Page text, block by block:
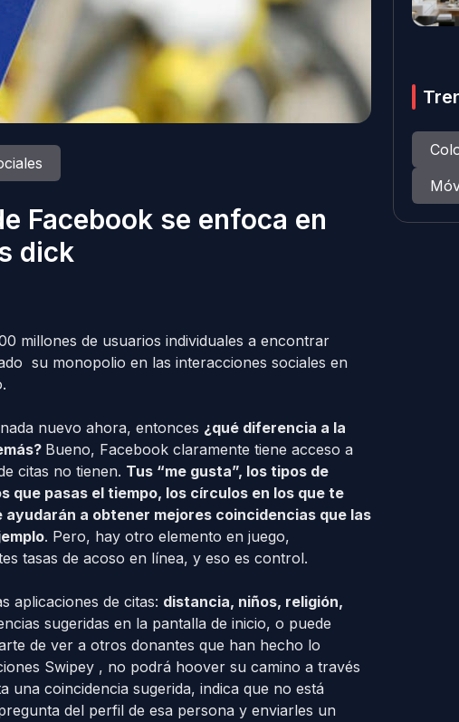
Facebook se enfoca en
dick
millones de usuarios individuales a encontrar
su monopolio en las interacciones sociales en
nuevo ahora, entonces ¿qué diferencia a la
Bueno, Facebook claramente tiene acceso a
citas no tienen. Tus “me gusta”, los tipos de
que pasas el tiempo, los círculos en los que te
a obtener mejores coincidencias que las
. Pero, hay otro elemento en juego,
tasas de acoso en línea, y eso es control.
aplicaciones de citas: distancia, niños, religión,
sugeridas en la pantalla de inicio, o puede
de ver a otros donantes que han hecho lo
Swipey , no podrá hoover su camino a través
una coincidencia sugerida, indica que no está
del perfil de esa persona y enviarles un